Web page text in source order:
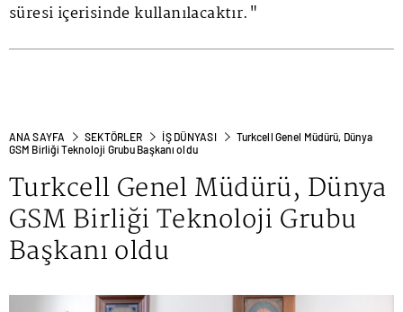
süresi içerisinde kullanılacaktır."
ANA SAYFA SEKTÖRLER İŞ DÜNYASI
Turkcell Genel Müdürü, Dünya
GSM Birliği Teknoloji Grubu Başkanı oldu
Turkcell Genel Müdürü, Dünya
GSM Birliği Teknoloji Grubu
Başkanı oldu